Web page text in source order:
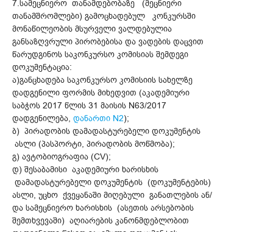
7.სამეცნიერო თანამდებობაზე (მეცნიერი
თანამშრომლები) გამოცხადებულ კონკურსში
მონაწილეობის მსურველი ვალდებულია
განსაზღვრული პირობებისა და ვადების დაცვით
წარუდგინოს საკონკურსო კომისიას შემდეგი
დოკუმენტაცია:
ა)განცხადება საკონკურსო კომისიის სახელზე
დადგენილი ფორმის მიხედვით (აკადემიური
საბჭოს 2017 წლის 31 მაისის N63/2017
დადგენილება, დანართი N2);
ბ) პირადობის დამადასტურებელი დოკუმენტის
ასლი (პასპორტი, პირადობის მოწმობა);
გ) ავტობიოგრაფია (CV);
დ) შესაბამისი აკადემიური ხარისხის
დამადასტურებელი დოკუმენტის (დოკუმენტების)
ასლი, უცხო ქვეყანაში მიღებული განათლების ან/
და სამეცნიერო ხარისხის (ასეთის არსებობის
შემთხვევაში) აღიარების კანონმდებლობით